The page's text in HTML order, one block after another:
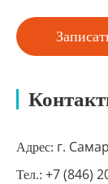
Адрес: г.
Тел.: +7 (846)